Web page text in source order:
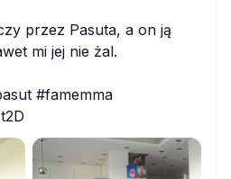
przez Pasuta, a on ją
mi jej nie żal.
#famemma